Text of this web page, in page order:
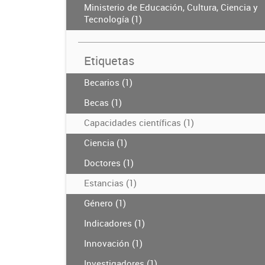
Ministerio de Educación, Cultura, Ciencia y
Tecnología (1)
Etiquetas
Becarios (1)
Becas (1)
Capacidades científicas (1)
Ciencia (1)
Doctores (1)
Estancias (1)
Género (1)
Indicadores (1)
Innovación (1)